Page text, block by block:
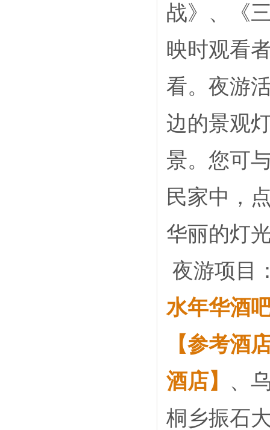
战》、《
映时观看
看。夜游
边的景观
景。您可
民家中，
华丽的灯
夜游项目
水年华酒
【参考酒
酒店】 、
桐乡振石